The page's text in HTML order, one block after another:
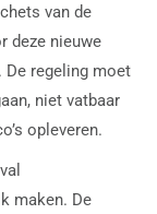
van de
deze nieuwe
De regeling moet
niet vatbaar
opleveren.
maken. De